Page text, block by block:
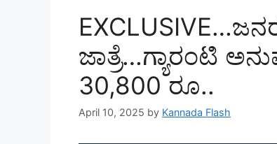
ಜಾತ್ರೆ…ಗ್ಯಾರಂಟಿ
30,800 ರೂ..
April 10, 2025 by Kannada Flash